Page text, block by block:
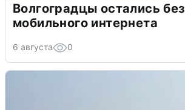
Волгоградцы остались без
мобильного интернета
6 августа 0